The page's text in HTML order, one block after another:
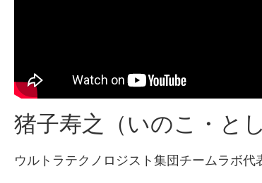
猪子寿之（いのこ・と
ウルトラテクノロジスト集団チームラボ代